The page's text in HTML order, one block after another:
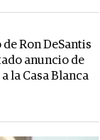
Ron DeSantis
anuncio de
la Casa Blanca